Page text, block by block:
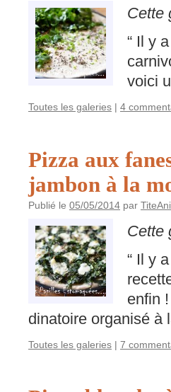
Cette
“ Il y
voici
Toutes les galeries | 4
Pizza aux
jambon à la
Publié le 05/05/2014 par
Cette
“ Il y
enfin
dinatoire organisé à
Toutes les galeries | 7